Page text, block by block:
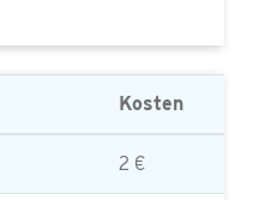
Kosten
2 €